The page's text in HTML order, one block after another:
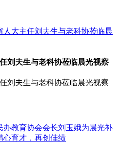
刘夫生与老科协莅临晨光视察
刘夫生与老科协莅临晨光视察